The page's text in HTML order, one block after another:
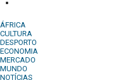
ÁFRICA
CULTURA
DESPORTO
ECONOMIA
MERCADO
MUNDO
NOTÍCIAS